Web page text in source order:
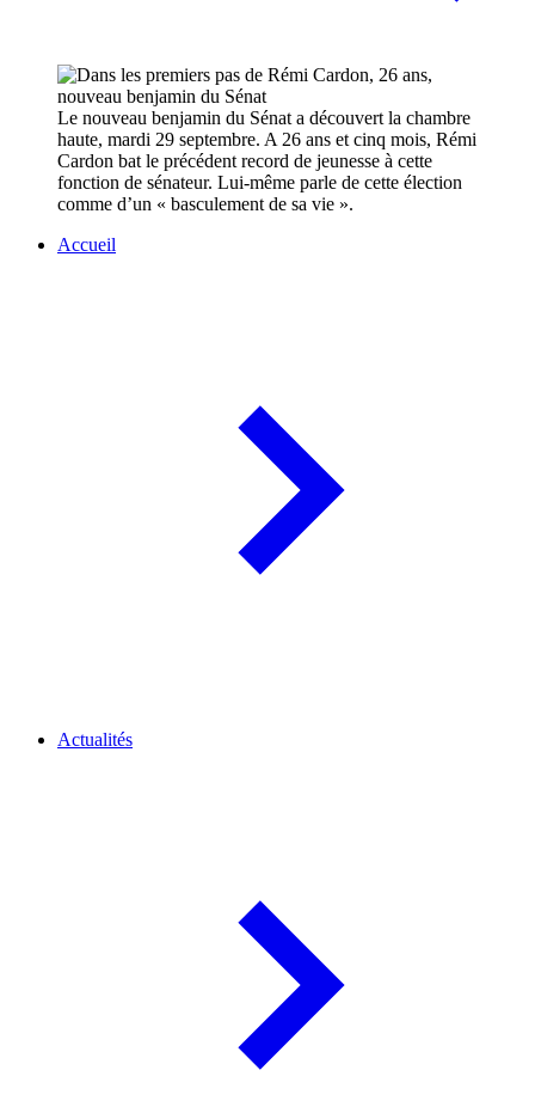
Le nouveau benjamin du Sénat a découvert la chambre
haute, mardi 29 septembre. A 26 ans et cinq mois, Rémi
Cardon bat le précédent record de jeunesse à cette
fonction de sénateur. Lui-même parle de cette élection
comme d’un « basculement de sa vie ».
Accueil
Actualités